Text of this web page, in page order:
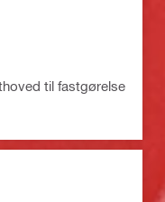
til fastgørelse